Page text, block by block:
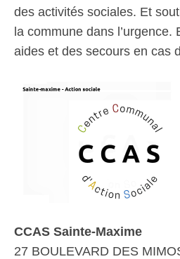
des activités sociales. Et
la commune dans l’urgence.
aides et des secours en cas
CCAS Sainte-Maxime
27 BOULEVARD DES